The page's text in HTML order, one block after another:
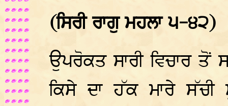
(ਸਿਰੀ ਰਾਗੁ ਮਹਲਾ ੫-੪੨)
ਉਪਰੋਕਤ ਸਾਰੀ ਵਿਚਾਰ ਤੋਂ
ਕਿਸੇ ਦਾ ਹੱਕ ਮਾਰੇ